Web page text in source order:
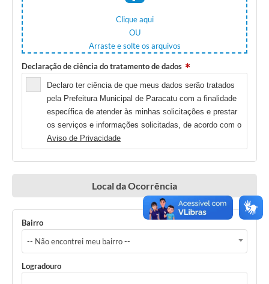
Clique aqui
OU
Arraste e solte os arquivos
Declaração de ciência do tratamento de dados
Declaro ter ciência de que meus dados serão tratados
pela Prefeitura Municipal de Paracatu com a finalidade
específica de atender às minhas solicitações e prestar
os serviços e informações solicitadas, de acordo com o
Aviso de Privacidade
Local da Ocorrência
Bairro
-- Não encontrei meu bairro --
Logradouro